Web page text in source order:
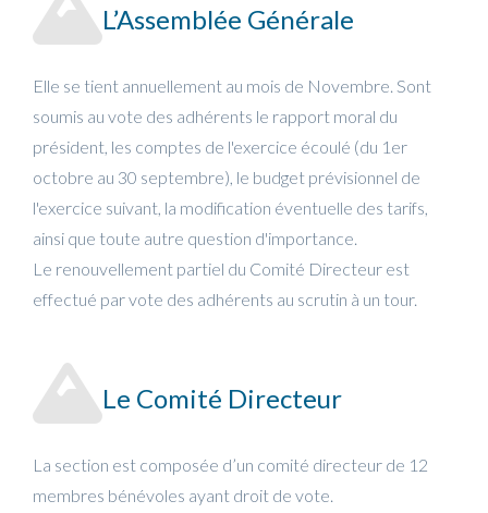
L’Assemblée Générale
Elle se tient annuellement au mois de Novembre. Sont
soumis au vote des adhérents le rapport moral du
président, les comptes de l'exercice écoulé (du 1er
octobre au 30 septembre), le budget prévisionnel de
l'exercice suivant, la modification éventuelle des tarifs,
ainsi que toute autre question d'importance.
Le renouvellement partiel du Comité Directeur est
effectué par vote des adhérents au scrutin à un tour.
Le Comité Directeur
La section est composée d’un comité directeur de 12
membres bénévoles ayant droit de vote.